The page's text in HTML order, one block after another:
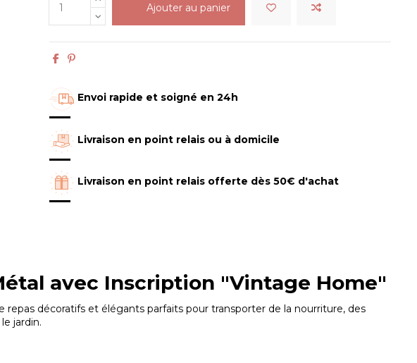
Ajouter au panier
Envoi rapide et soigné en 24h
Livraison en point relais ou à domicile
Livraison en point relais offerte dès 50€ d'achat
avec Inscription "Vintage Home"
décoratifs et élégants parfaits pour transporter de la nourriture, des
jardin.